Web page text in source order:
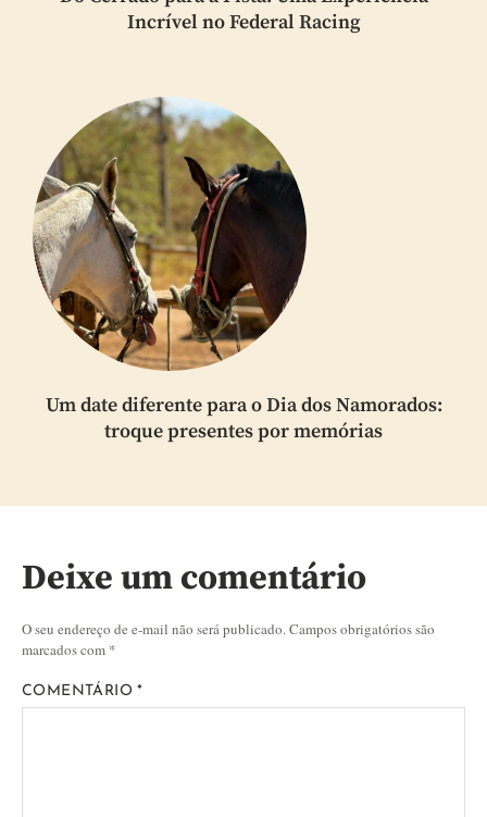
Incrível no Federal Racing
Um date diferente para o Dia dos Namorados:
troque presentes por memórias
Deixe um comentário
O seu endereço de e-mail não será publicado.Campos obrigatórios são
marcados com *
COMENTÁRIO*